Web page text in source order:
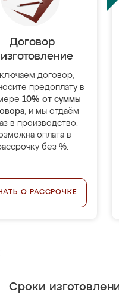
Договор
договор,
предоплату в
10% от суммы
, и мы отдаём
в производство.
оплата в
без %.
О РАССРОЧКЕ
Сроки